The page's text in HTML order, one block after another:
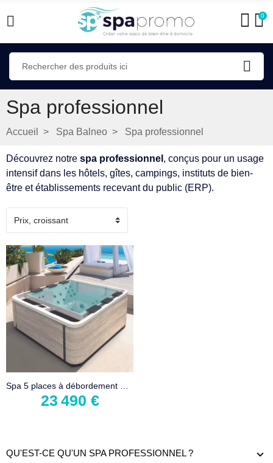
0
Spa professionnel
Accueil Spa Balneo Spa professionnel
Découvrez notre spa professionnel , conçus pour un usage
intensif dans les hôtels, gîtes, campings, instituts de bien-
être et établissements recevant du public (ERP).
23 490 €
QU'EST-CE QU'UN SPA PROFESSIONNEL ?